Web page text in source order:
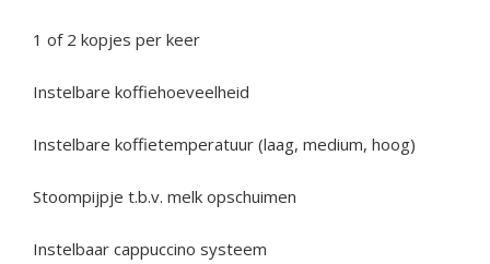
1 of 2 kopjes per keer
Instelbare koffiehoeveelheid
Instelbare koffietemperatuur (laag, medium, hoog)
Stoompijpje t.b.v. melk opschuimen
Instelbaar cappuccino systeem